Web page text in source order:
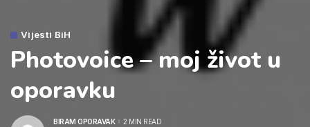
Vijesti BiH
Photovoice – moj život u
oporavku
POSTED
BIRAM OPORAVAK 2 MIN READ